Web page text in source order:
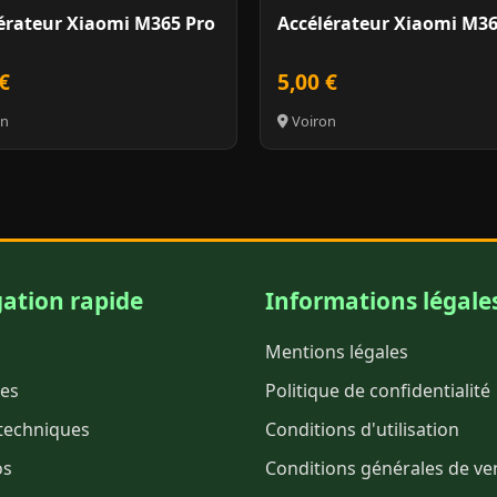
Xiaomi M365 Pro Accélérateur Xiaomi
5,00 €
Voiron
rapide Informations
Mentions légales
Politique de confidentialité
Conditions d'utilisation
Conditions générales de